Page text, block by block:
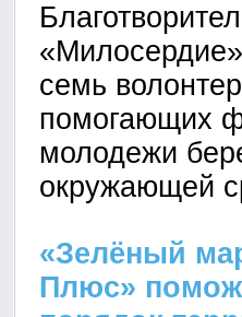
семь
помогающих
молодежи
окружающей
«Зелёный
Плюс»